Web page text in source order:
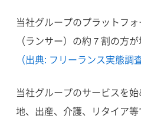
当社グループのプラットフ
（ランサー）の約７割の方
（出典: フリーランス実態調
当社グループのサービスを
地、出産、介護、リタイア